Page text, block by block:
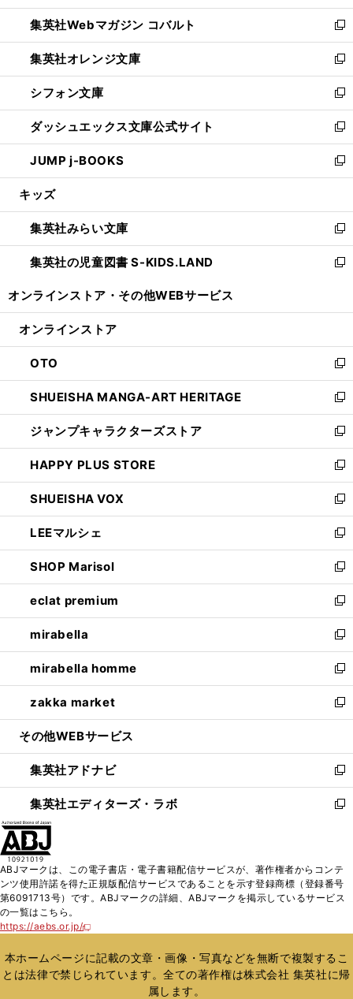
開
く
ウ
で
開
く
ン
ド
ウ
で
開
く
ウ
ィ
ン
ド
ウ
で
開
く
集英社Webマガジン コバルト
新
し
い
ウ
ィ
ン
ド
ウ
で
開
集英社オレンジ文庫
新
し
い
ウ
ィ
ン
ド
ウ
開
く
シフォン文庫
新
し
い
ウ
ィ
ン
ウ
で
開
く
ダッシュエックス文庫公式サイト
新
し
い
ウ
ン
ド
ウ
で
JUMP j-BOOKS
新
し
ウ
ィ
ン
ド
開
キッズ
集英社みらい文庫
新
し
い
ン
ウ
で
開
く
集英社の児童図書 S-KIDS.LAND
新
ウ
ン
ド
ウ
で
開
く
オンラインストア・ その他WEBサービス
オンラインストア
OTO
新
し
い
ウ
ィ
ン
ド
ウ
で
開
く
SHUEISHA MANGA-ART HERITAGE
新
し
い
ウ
ィ
ン
ド
ウ
で
開
く
ジャンプキャラクターズストア
新
し
い
ウ
ィ
ン
ド
ウ
で
開
く
HAPPY PLUS STORE
新
し
い
ウ
ィ
ン
ド
ウ
で
開
く
SHUEISHA VOX
新
し
い
ウ
ィ
ン
ド
ウ
で
開
く
LEEマルシェ
新
し
い
ウ
ィ
ン
ド
ウ
で
開
く
SHOP Marisol
新
し
い
ウ
ィ
ン
ド
ウ
で
開
eclat premium
新
し
い
ウ
ィ
ン
ド
ウ
開
く
mirabella
新
し
い
ウ
ィ
ン
ウ
で
開
く
mirabella homme
新
し
い
ウ
ン
ド
ウ
で
zakka market
新
し
ウ
ィ
ン
ド
く
その他WEBサービス
集英社アドナビ
新
し
い
ド
ウ
で
集英社エディターズ・ラボ
新
ィ
ン
ド
開
く
ABJマークは、この電子書店・電子書籍配信サービスが、著作権者からコンテ
ンツ使用許諾を得た正規版配信サービスであることを示す登録商標（登録番号
第6091713号）です。ABJマークの詳細、ABJマークを掲示しているサービス
の一覧はこちら。
https://aebs.or.jp/
新
い
ウ
ィ
本ホームページに記載の文章・画像・写真などを無断で複製するこ
とは法律で禁じられています。全ての著作権は株式会社 集英社に帰
属します。